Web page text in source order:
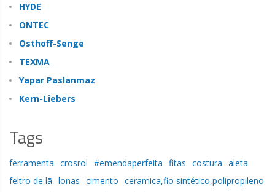
HYDE
ONTEC
Osthoff-Senge
TEXMA
Yapar Paslanmaz
Kern-Liebers
Tags
ferramenta crosrol #emendaperfeita fitas costura aleta
feltro de lã lonas cimento ceramica,fio sintético,polipropileno